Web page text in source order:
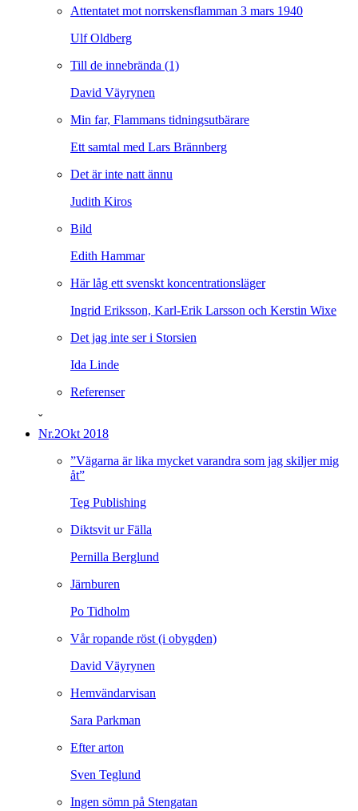
Attentatet mot norrskensflamman 3 mars 1940
Ulf Oldberg
Till de innebrända (1)
David Väyrynen
Min far, Flammans tidningsutbärare
Ett samtal med Lars Brännberg
Det är inte natt ännu
Judith Kiros
Bild
Edith Hammar
Här låg ett svenskt koncentrationsläger
Ingrid Eriksson, Karl-Erik Larsson och Kerstin Wixe
Det jag inte ser i Storsien
Ida Linde
Referenser
ˇ
Nr.2Okt 2018
”Vägarna är lika mycket varandra som jag skiljer mig
åt”
Teg Publishing
Diktsvit ur Fälla
Pernilla Berglund
Järnburen
Po Tidholm
Vår ropande röst (i obygden)
David Väyrynen
Hemvändarvisan
Sara Parkman
Efter arton
Sven Teglund
Ingen sömn på Stengatan